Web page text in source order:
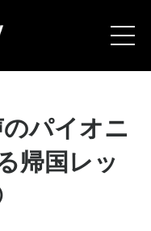
パイオニ
帰国レッ